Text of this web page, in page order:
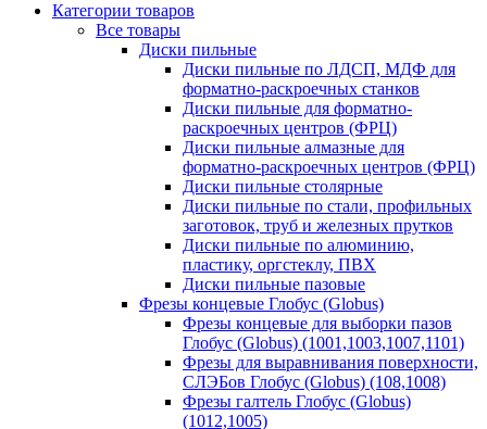
Категории товаров
Все товары
Диски пильные
Диски пильные по ЛДСП, МДФ для
форматно-раскроечных станков
Диски пильные для форматно-
раскроечных центров (ФРЦ)
Диски пильные алмазные для
форматно-раскроечных центров (ФРЦ)
Диски пильные столярные
Диски пильные по стали, профильных
заготовок, труб и железных прутков
Диски пильные по алюминию,
пластику, оргстеклу, ПВХ
Диски пильные пазовые
Фрезы концевые Глобус (Globus)
Фрезы концевые для выборки пазов
Глобус (Globus) (1001,1003,1007,1101)
Фрезы для выравнивания поверхности,
СЛЭБов Глобус (Globus) (108,1008)
Фрезы галтель Глобус (Globus)
(1012,1005)